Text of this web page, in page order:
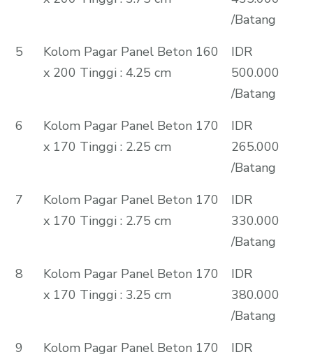
/Batang
5
Kolom Pagar Panel Beton 160
x 200 Tinggi : 4.25 cm
IDR
500.000
/Batang
6
Kolom Pagar Panel Beton 170
x 170 Tinggi : 2.25 cm
IDR
265.000
/Batang
7
Kolom Pagar Panel Beton 170
x 170 Tinggi : 2.75 cm
IDR
330.000
/Batang
8
Kolom Pagar Panel Beton 170
x 170 Tinggi : 3.25 cm
IDR
380.000
/Batang
9
Kolom Pagar Panel Beton 170
IDR